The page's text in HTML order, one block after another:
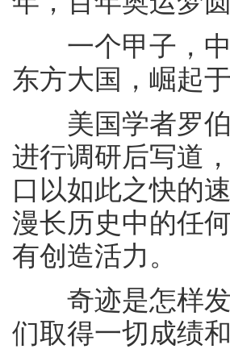
一个甲子，中
东方大国，崛起
美国学者罗伯
进行调研后写道
口以如此之快的
漫长历史中的任
有创造活力。
奇迹是怎样发
们取得一切成绩